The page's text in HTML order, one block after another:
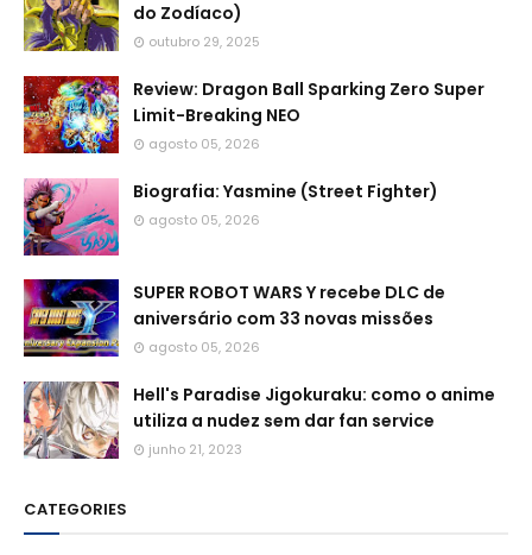
do Zodíaco)
outubro 29, 2025
Review: Dragon Ball Sparking Zero Super
Limit-Breaking NEO
agosto 05, 2026
Biografia: Yasmine (Street Fighter)
agosto 05, 2026
SUPER ROBOT WARS Y recebe DLC de
aniversário com 33 novas missões
agosto 05, 2026
Hell's Paradise Jigokuraku: como o anime
utiliza a nudez sem dar fan service
junho 21, 2023
CATEGORIES